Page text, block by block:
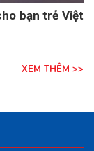
bạn trẻ Việt
XEM THÊM >>